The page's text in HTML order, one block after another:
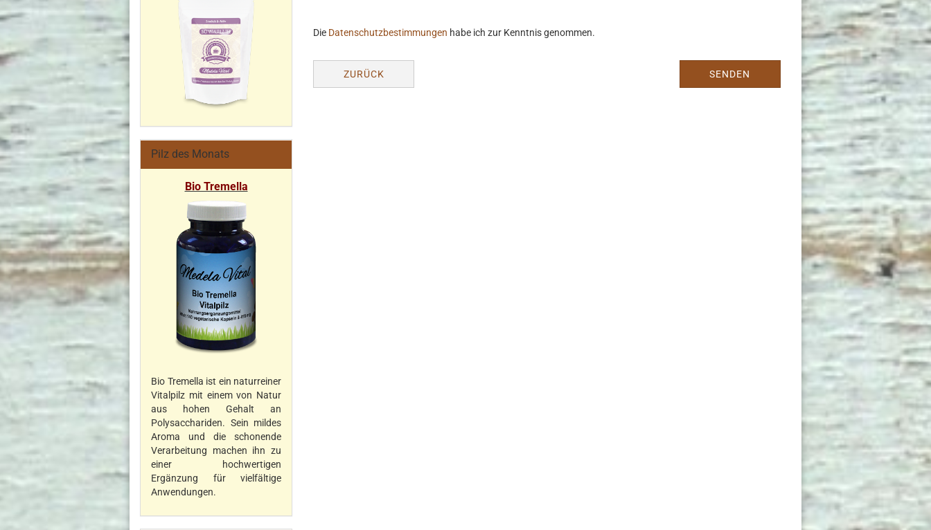
DATENSCHUTZBESTIMMUNGEN
Die Datenschutzbestimmungen habe ich zur Kenntnis genommen.
ZURÜCK SENDEN
Pilz des Monats
Bio Tremella
Bio Tremella ist ein naturreiner
Vitalpilz mit einem von Natur
aus hohen Gehalt an
Polysacchariden. Sein mildes
Aroma und die schonende
Verarbeitung machen ihn zu
einer hochwertigen
Ergänzung für vielfältige
Anwendungen.